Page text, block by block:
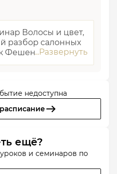
Волосы и цвет,
разбор салонных
к Фешен дей.
недоступна
ещё?
и семинаров по